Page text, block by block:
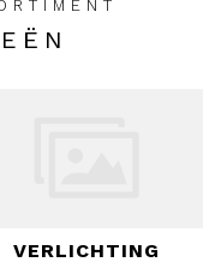
VERLICHTING